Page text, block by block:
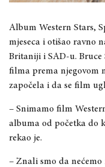
Album Western Stars,
mjeseca i otišao ravno
Britaniji i SAD-u. Bruce
filma prema njegovom
započela i da se film
– Snimamo film
albuma od početka do
rekao je.
– Znali smo da